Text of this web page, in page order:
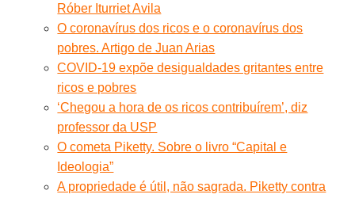
Róber Iturriet Avila
O coronavírus dos ricos e o coronavírus dos
pobres. Artigo de Juan Arias
COVID-19 expõe desigualdades gritantes entre
ricos e pobres
‘Chegou a hora de os ricos contribuírem’, diz
professor da USP
O cometa Piketty. Sobre o livro “Capital e
Ideologia”
A propriedade é útil, não sagrada. Piketty contra